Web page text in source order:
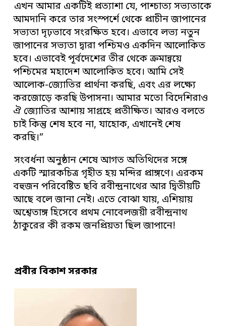
এখন আমার একটিই প্রত্যাশা যে, পাশ্চাত্য সভ্যতাকে
আমদানি করে তার সংস্পর্শে থেকে প্রাচীন জাপানের
সভ্যতা দৃঢ়ভাবে সংরক্ষিত হবে। এভাবে লভ্য নতুন
জাপানের সভ্যতা দ্বারা পশ্চিমও একদিন আলোকিত
হবে। এভাবেই পূর্বদেশের তীর থেকে ক্রমান্বয়ে
পশ্চিমের মহাদেশ আলোকিত হবে। আমি সেই
আলোক-জ্যোতির প্রার্থনা করছি, এবং এর লক্ষ্যে
করজোড়ে করছি উপাসনা। আমার মতো বিদেশিরাও
ঐ জ্যোতির আশায় সাগ্রহে প্রতীক্ষিত। আরও বলতে
চাই কিন্তু শেষ হবে না, যাহোক, এখানেই শেষ
করছি।”
সংবর্ধনা অনুষ্ঠান শেষে আগত অতিথিদের সঙ্গে
একটি স্মারকচিত্র গৃহীত হয় মন্দির প্রাঙ্গণে। এরকম
বহুজন পরিবেষ্টিত ছবি রবীন্দ্রনাথের আর দ্বিতীয়টি
আছে বলে জানা নেই। এতে বোঝা যায়, এশিয়ায়
অশ্বেতাঙ্গ হিসেবে প্রথম নোবেলজয়ী রবীন্দ্রনাথ
ঠাকুরের কী রকম জনপ্রিয়তা ছিল জাপানে!
প্রবীর বিকাশ সরকার